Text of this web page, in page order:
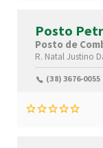
Posto
Posto de
R. Natal Justino
(38) 3676-0055